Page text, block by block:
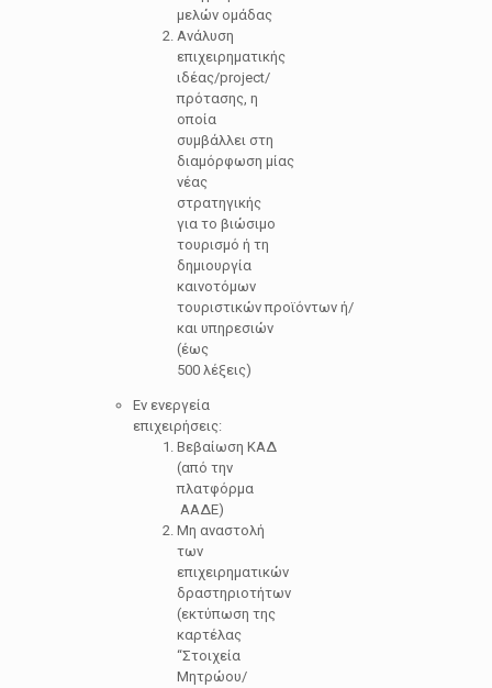
μελών ομάδας
Ανάλυση
επιχειρηματικής
ιδέας/project/
πρότασης, η
οποία
συμβάλλει στη
διαμόρφωση μίας
νέας
στρατηγικής
για το βιώσιμο
τουρισμό ή τη
δημιουργία
καινοτόμων
τουριστικών προϊόντων ή/
και υπηρεσιών
(έως
500 λέξεις)
Εν ενεργεία
επιχειρήσεις:
Βεβαίωση ΚΑΔ
(από την
πλατφόρμα
ΑΑΔΕ)
Μη αναστολή
των
επιχειρηματικών
δραστηριοτήτων
(εκτύπωση της
καρτέλας
“Στοιχεία
Μητρώου/